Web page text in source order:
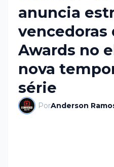
anuncia
vencedoras
Awards no
nova
série
PorAnderson